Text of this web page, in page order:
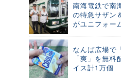
南海電鉄で南
の特急サザ
がユニフォー
なんば広場で
「爽」を無
イス計1万個